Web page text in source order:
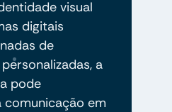
visual
digitais
de
a
pode
em